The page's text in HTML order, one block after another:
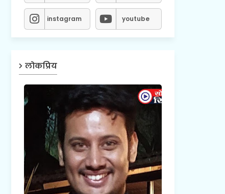
instagram youtube
लोकप्रिय